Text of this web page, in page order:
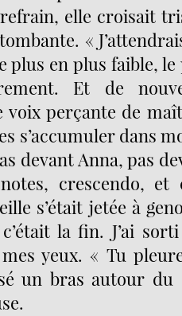
elle croisait
«
plus en plus faible,
Et de
perçante de
s’accumuler dans
devant Anna, pas
crescendo, et
s’était jetée à
la fin. J’ai
yeux. « Tu
un bras autour du